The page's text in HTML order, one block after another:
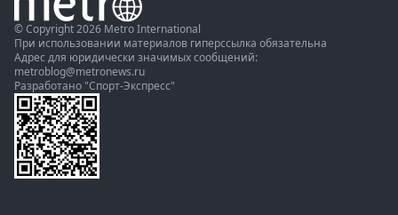
© Copyright 2026 Metro International
При использовании материалов гиперссылка обязательна
Адрес для юридически значимых сообщений:
metroblog@metronews.ru
Разработано "Спорт-Экспресс"